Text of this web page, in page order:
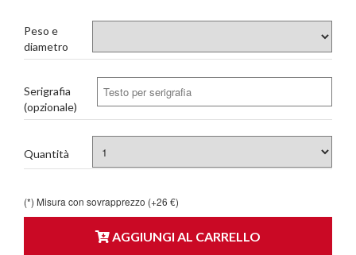
Peso e
diametro
Serigrafia
(opzionale)
Quantità
(*) Misura con sovrapprezzo (+26 €)
AGGIUNGI AL CARRELLO